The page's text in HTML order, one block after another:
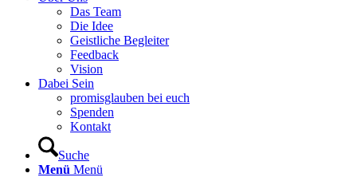
Das Team
Die Idee
Geistliche Begleiter
Feedback
Vision
Dabei Sein
promisglauben bei euch
Spenden
Kontakt
Suche
Menü Menü